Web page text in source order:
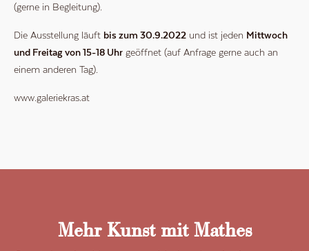
(gerne in Begleitung).
Die Ausstellung läuft bis zum 30.9.2022 und ist jeden Mittwoch
und Freitag von 15-18 Uhr geöffnet (auf Anfrage gerne auch an
einem anderen Tag).
www.galeriekras.at
Mehr Kunst mit Mathes